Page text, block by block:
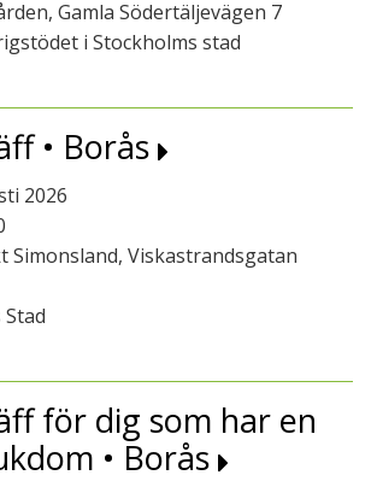
Gamla Södertäljevägen 7
i Stockholms stad
• Borås
2026
Simonsland, Viskastrandsgatan
för dig som har en
• Borås